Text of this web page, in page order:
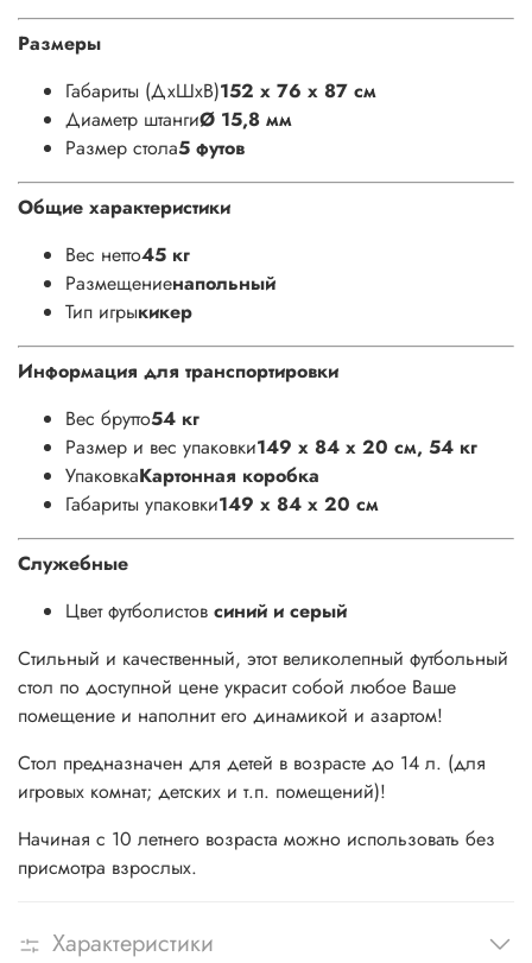
Размеры
Габариты (ДхШхВ)152 х 76 х 87 см
Диаметр штангиØ 15,8 мм
Размер стола5 футов
Общие характеристики
Вес нетто45 кг
Размещениенапольный
Тип игрыкикер
Информация для транспортировки
Вес брутто54 кг
Размер и вес упаковки149 х 84 х 20 см, 54 кг
УпаковкаКартонная коробка
Габариты упаковки149 х 84 х 20 см
Служебные
Цвет футболистов синий и серый
Стильный и качественный, этот великолепный футбольный
стол по доступной цене украсит собой любое Ваше
помещение и наполнит его динамикой и азартом!
Стол предназначен для детей в возрасте до 14 л. (для
игровых комнат; детских и т.п. помещений)!
Начиная с 10 летнего возраста можно использовать без
присмотра взрослых.
Характеристики